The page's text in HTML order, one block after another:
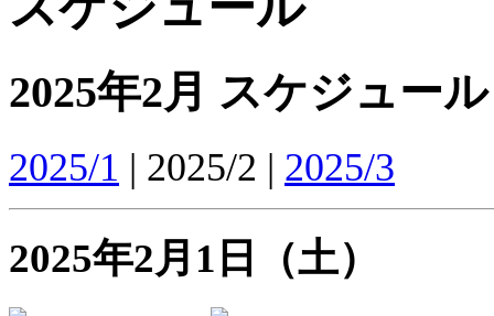
2025年2月 スケジュール
2025/1 | 2025/2 | 2025/3
2025年2月1日（土）